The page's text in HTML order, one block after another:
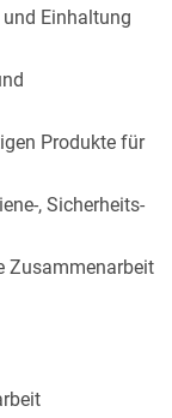
Einhaltung
Produkte für
, Sicherheits-
Zusammenarbeit